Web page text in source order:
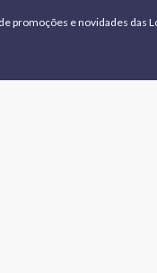
promoções e novidades das